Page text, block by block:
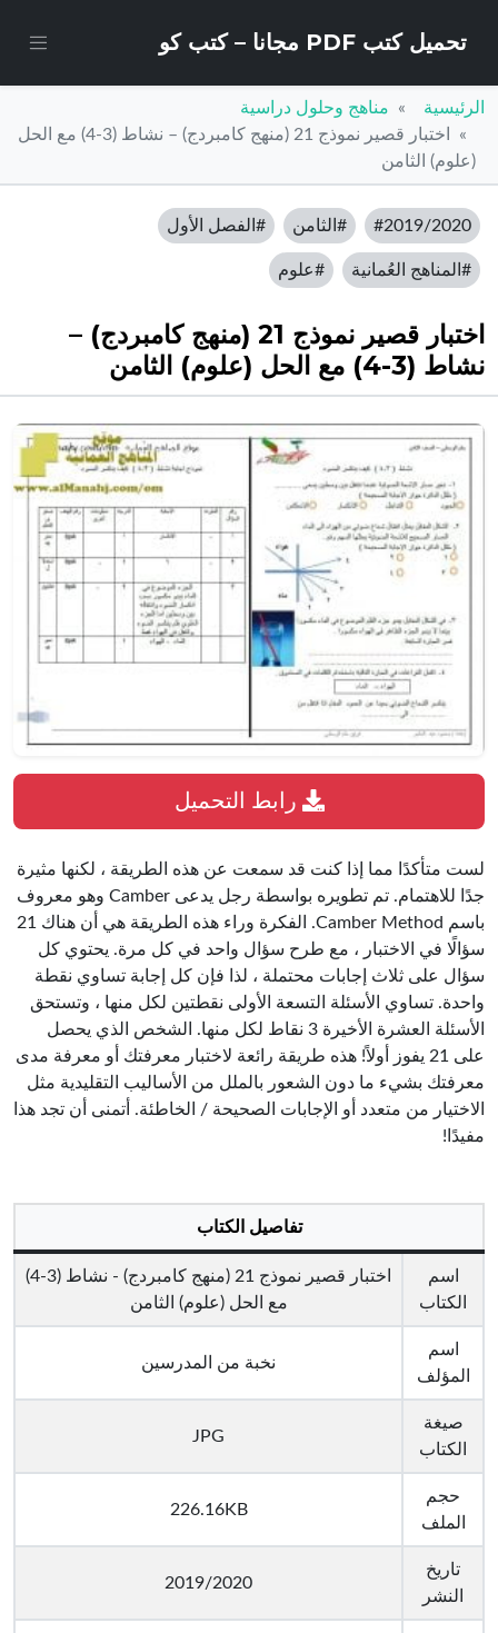
تحميل كتب PDF مجانا – كتب كو
الرئيسية
مناهج وحلول دراسية
اختبار قصير نموذج 21 (منهج كامبردج) – نشاط (3-4) مع الحل
(علوم) الثامن
#2019/2020 #الثامن #الفصل الأول
#المناهج العُمانية #علوم
اختبار قصير نموذج 21 (منهج كامبردج) –
نشاط (3-4) مع الحل (علوم) الثامن
لست متأكدًا مما إذا كنت قد سمعت عن هذه الطريقة ، لكنها مثيرة
جدًا للاهتمام. تم تطويره بواسطة رجل يدعى Camber وهو معروف
باسم Camber Method. الفكرة وراء هذه الطريقة هي أن هناك 21
سؤالًا في الاختبار ، مع طرح سؤال واحد في كل مرة. يحتوي كل
سؤال على ثلاث إجابات محتملة ، لذا فإن كل إجابة تساوي نقطة
واحدة. تساوي الأسئلة التسعة الأولى نقطتين لكل منها ، وتستحق
الأسئلة العشرة الأخيرة 3 نقاط لكل منها. الشخص الذي يحصل
على 21 يفوز أولاً! هذه طريقة رائعة لاختبار معرفتك أو معرفة مدى
معرفتك بشيء ما دون الشعور بالملل من الأساليب التقليدية مثل
الاختيار من متعدد أو الإجابات الصحيحة / الخاطئة. أتمنى أن تجد هذا
مفيدًا!
تفاصيل الكتاب
اسم
الكتاب
اختبار قصير نموذج 21 (منهج كامبردج) - نشاط (3-4)
مع الحل (علوم) الثامن
اسم
المؤلف
نخبة من المدرسين
صيغة
الكتاب
JPG
حجم
الملف
226.16KB
تاريخ
النشر
2019/2020